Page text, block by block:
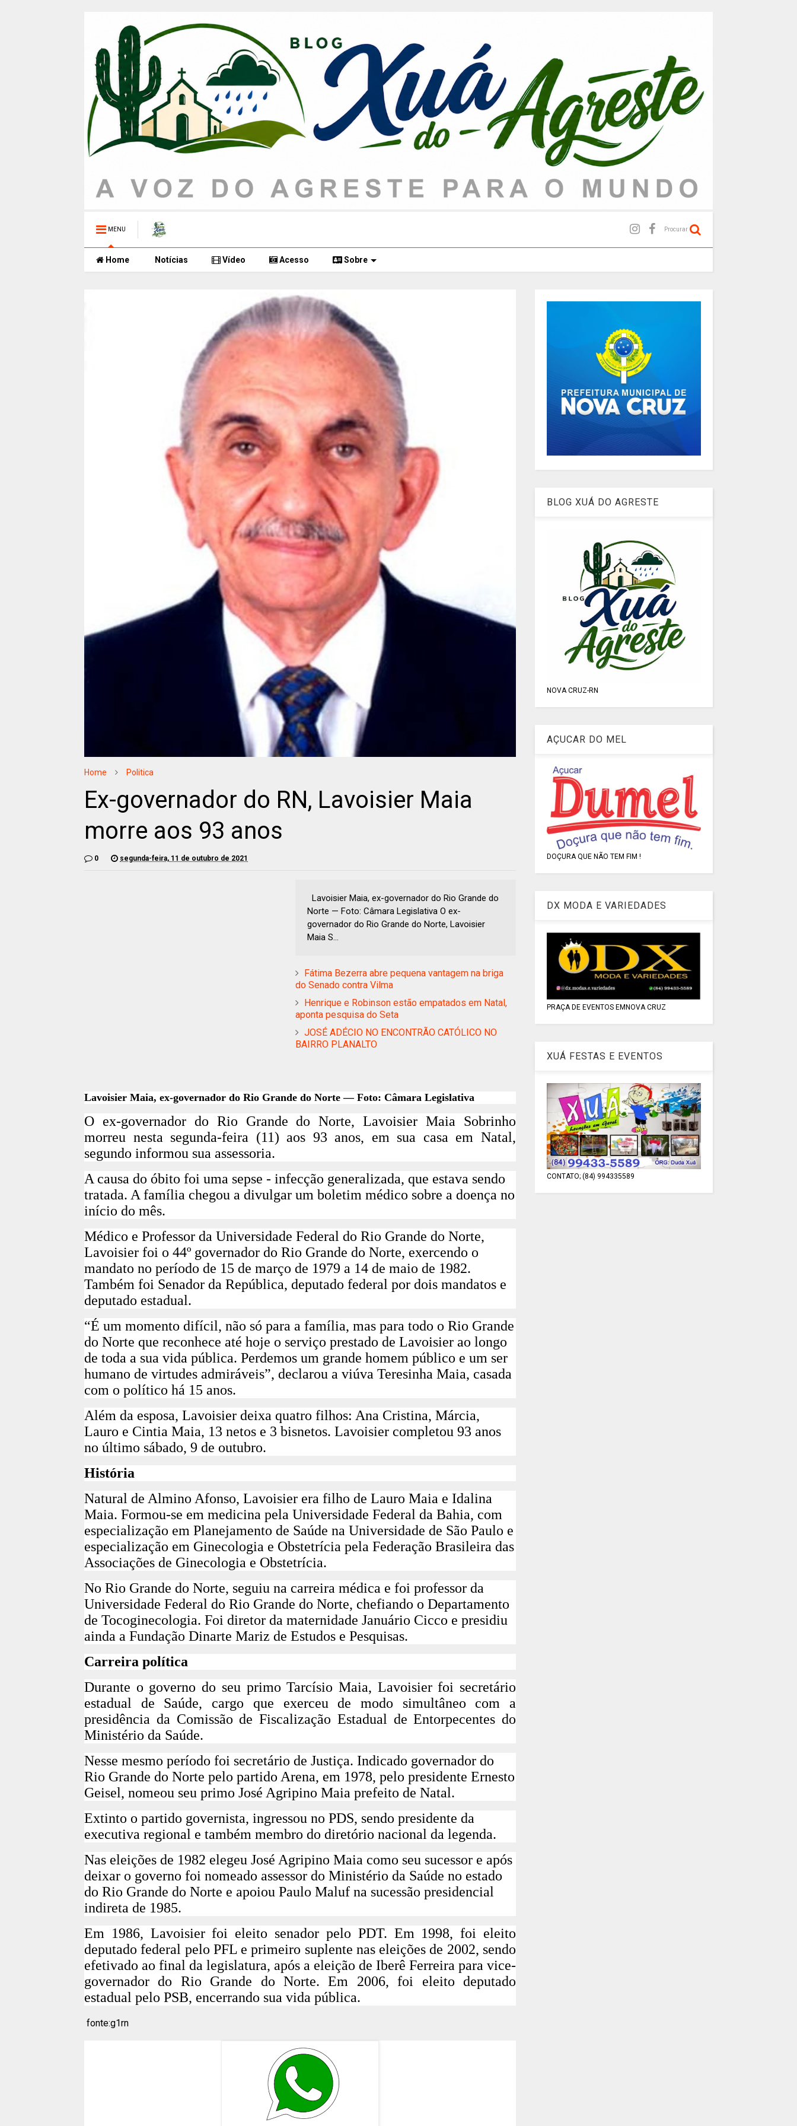
MENU Procurar
Home Notícias Vídeo Acesso Sobre
Home Politica
Ex-governador do RN, Lavoisier Maia
morre aos 93 anos
0 segunda-feira, 11 de outubro de 2021
Lavoisier Maia, ex-governador do Rio Grande do
Norte — Foto: Câmara Legislativa O ex-
governador do Rio Grande do Norte, Lavoisier
Maia S...
Fátima Bezerra abre pequena vantagem na briga
do Senado contra Vilma
Henrique e Robinson estão empatados em Natal,
aponta pesquisa do Seta
JOSÉ ADÉCIO NO ENCONTRÃO CATÓLICO NO
BAIRRO PLANALTO
Lavoisier Maia, ex-governador do Rio Grande do Norte — Foto: Câmara Legislativa
O ex-governador do Rio Grande do Norte, Lavoisier Maia Sobrinho
morreu nesta segunda-feira (11) aos 93 anos, em sua casa em Natal,
segundo informou sua assessoria.
A causa do óbito foi uma sepse - infecção generalizada, que estava sendo
tratada. A família chegou a divulgar um boletim médico sobre a doença no
início do mês.
Médico e Professor da Universidade Federal do Rio Grande do Norte,
Lavoisier foi o 44º governador do Rio Grande do Norte, exercendo o
mandato no período de 15 de março de 1979 a 14 de maio de 1982.
Também foi Senador da República, deputado federal por dois mandatos e
deputado estadual.
“É um momento difícil, não só para a família, mas para todo o Rio Grande
do Norte que reconhece até hoje o serviço prestado de Lavoisier ao longo
de toda a sua vida pública. Perdemos um grande homem público e um ser
humano de virtudes admiráveis”, declarou a viúva Teresinha Maia, casada
com o político há 15 anos.
Além da esposa, Lavoisier deixa quatro filhos: Ana Cristina, Márcia,
Lauro e Cintia Maia, 13 netos e 3 bisnetos. Lavoisier completou 93 anos
no último sábado, 9 de outubro.
História
Natural de Almino Afonso, Lavoisier era filho de Lauro Maia e Idalina
Maia. Formou-se em medicina pela Universidade Federal da Bahia, com
especialização em Planejamento de Saúde na Universidade de São Paulo e
especialização em Ginecologia e Obstetrícia pela Federação Brasileira das
Associações de Ginecologia e Obstetrícia.
No Rio Grande do Norte, seguiu na carreira médica e foi professor da
Universidade Federal do Rio Grande do Norte, chefiando o Departamento
de Tocoginecologia. Foi diretor da maternidade Januário Cicco e presidiu
ainda a Fundação Dinarte Mariz de Estudos e Pesquisas.
Carreira política
Durante o governo do seu primo Tarcísio Maia, Lavoisier foi secretário
estadual de Saúde, cargo que exerceu de modo simultâneo com a
presidência da Comissão de Fiscalização Estadual de Entorpecentes do
Ministério da Saúde.
Nesse mesmo período foi secretário de Justiça. Indicado governador do
Rio Grande do Norte pelo partido Arena, em 1978, pelo presidente Ernesto
Geisel, nomeou seu primo José Agripino Maia prefeito de Natal.
Extinto o partido governista, ingressou no PDS, sendo presidente da
executiva regional e também membro do diretório nacional da legenda.
Nas eleições de 1982 elegeu José Agripino Maia como seu sucessor e após
deixar o governo foi nomeado assessor do Ministério da Saúde no estado
do Rio Grande do Norte e apoiou Paulo Maluf na sucessão presidencial
indireta de 1985.
Em 1986, Lavoisier foi eleito senador pelo PDT. Em 1998, foi eleito
deputado federal pelo PFL e primeiro suplente nas eleições de 2002, sendo
efetivado ao final da legislatura, após a eleição de Iberê Ferreira para vice-
governador do Rio Grande do Norte. Em 2006, foi eleito deputado
estadual pelo PSB, encerrando sua vida pública.
fonte:g1rn
BLOG XUÁ DO AGRESTE
NOVA CRUZ-RN
AÇUCAR DO MEL
DOÇURA QUE NÃO TEM FIM !
DX MODA E VARIEDADES
PRAÇA DE EVENTOS EMNOVA CRUZ
XUÁ FESTAS E EVENTOS
CONTATO; (84) 994335589